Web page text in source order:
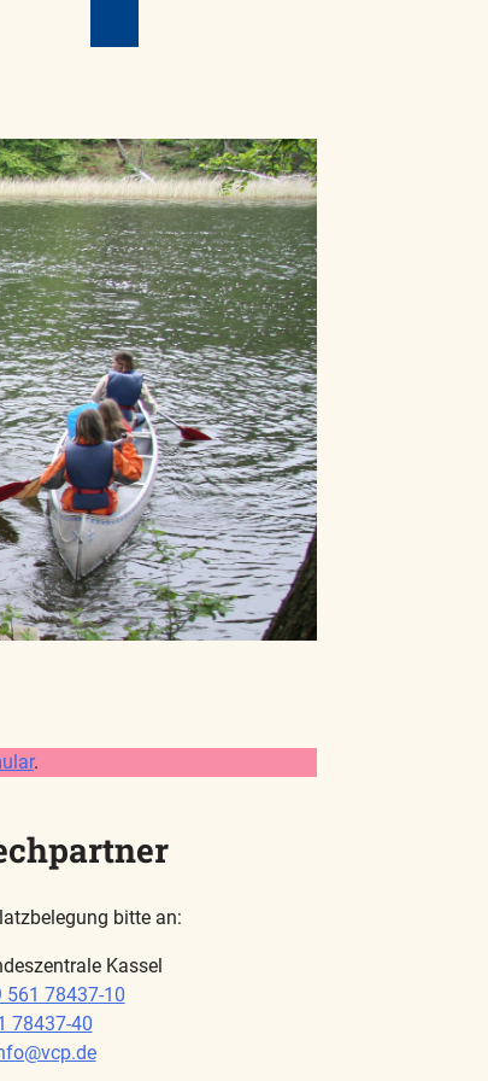
.
bitte an:
Kassel
561 78437-10
78437-40